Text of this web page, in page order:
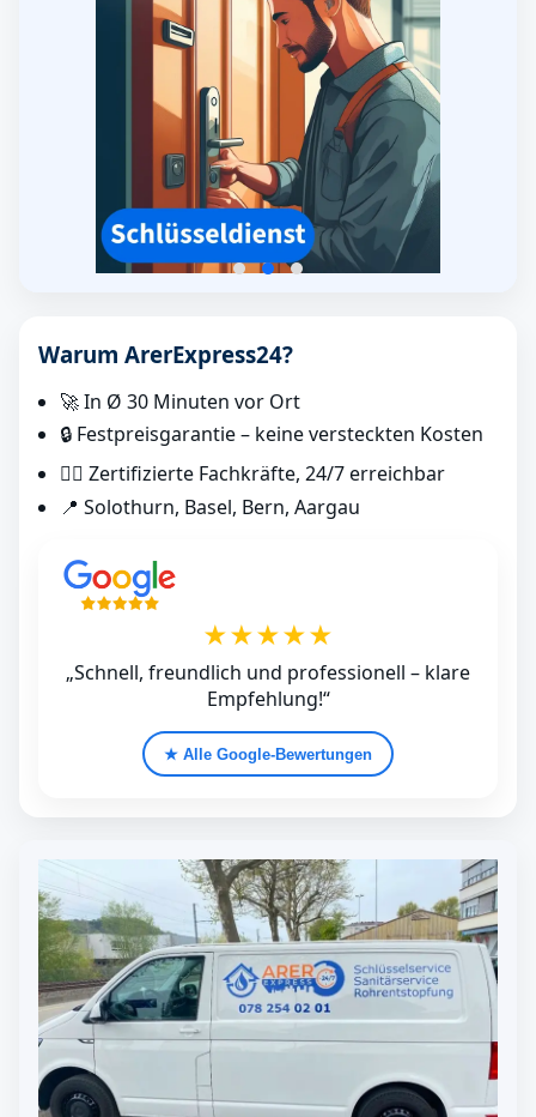
Warum ArerExpress24?
🚀 In Ø 30 Minuten vor Ort
🔒 Festpreisgarantie – keine versteckten Kosten
👷‍♂️ Zertifizierte Fachkräfte, 24/7 erreichbar
📍 Solothurn, Basel, Bern, Aargau
★★★★★
„Schnell, freundlich und professionell – klare
Empfehlung!“
★ Alle Google‑Bewertungen